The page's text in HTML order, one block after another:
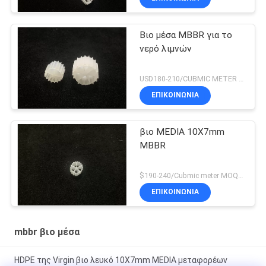
Βιο μέσα MBBR για το
νερό λιμνών
ΕΠΙΚΟΙΝΩΝΙΑ
βιο MEDIA 10X7mm
MBBR
ΕΠΙΚΟΙΝΩΝΙΑ
mbbr βιο μέσα
HDPE της Virgin βιο λευκό 10X7mm MEDIA μεταφορέων